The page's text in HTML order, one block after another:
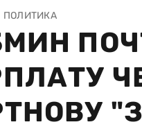
ПОЛИТИКА